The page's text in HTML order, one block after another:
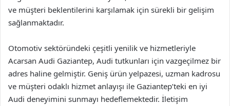
ve müşteri beklentilerini karşılamak için sürekli bir gelişim
sağlanmaktadır.
Otomotiv sektöründeki çeşitli yenilik ve hizmetleriyle
Acarsan Audi Gaziantep, Audi tutkunları için vazgeçilmez bir
adres haline gelmiştir. Geniş ürün yelpazesi, uzman kadrosu
ve müşteri odaklı hizmet anlayışı ile Gaziantep’teki en iyi
Audi deneyimini sunmayı hedeflemektedir. İletişim